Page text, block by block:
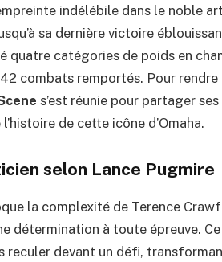
indélébile dans le noble
sa dernière victoire
quatre catégories de poids en
combats remportés. Pour
s’est réunie pour partager
de cette icône d’Omaha.
selon Lance Pugmire
la complexité de Terence
détermination à toute épreuve.
reculer devant un défi,